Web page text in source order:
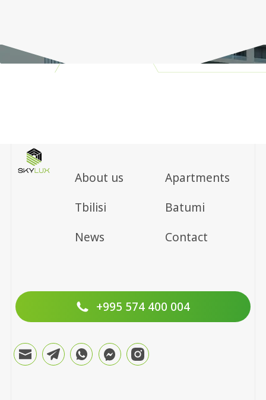
About us
Apartments
Tbilisi
Batumi
News
Contact
+995 574 400 004